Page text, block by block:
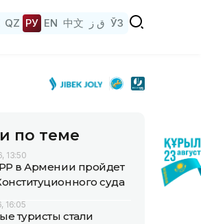
QZ РУ EN 中文 ق ز ЎЗ
по теме
13:50
в Армении пройдет
суда
16:05
туристы стали